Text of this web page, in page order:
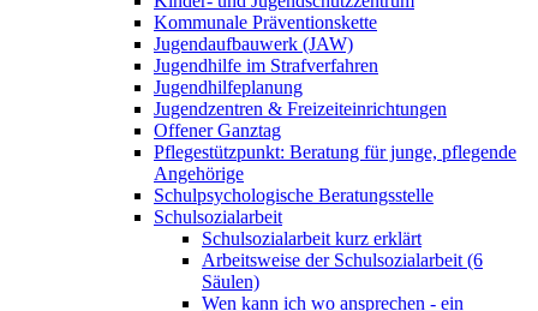
Kommunale Präventionskette
Jugendaufbauwerk (JAW)
Jugendhilfe im Strafverfahren
Jugendhilfeplanung
Jugendzentren & Freizeiteinrichtungen
Offener Ganztag
Pflegestützpunkt: Beratung für junge, pflegende
Angehörige
Schulpsychologische Beratungsstelle
Schulsozialarbeit
Schulsozialarbeit kurz erklärt
Arbeitsweise der Schulsozialarbeit (6
Säulen)
Wen kann ich wo ansprechen - ein